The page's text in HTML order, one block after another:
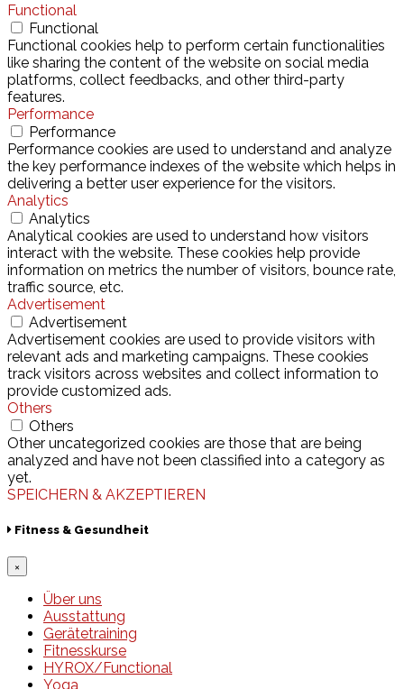
Functional
Functional
Functional cookies help to perform certain functionalities
like sharing the content of the website on social media
platforms, collect feedbacks, and other third-party
features.
Performance
Performance
Performance cookies are used to understand and analyze
the key performance indexes of the website which helps in
delivering a better user experience for the visitors.
Analytics
Analytics
Analytical cookies are used to understand how visitors
interact with the website. These cookies help provide
information on metrics the number of visitors, bounce rate,
traffic source, etc.
Advertisement
Advertisement
Advertisement cookies are used to provide visitors with
relevant ads and marketing campaigns. These cookies
track visitors across websites and collect information to
provide customized ads.
Others
Others
Other uncategorized cookies are those that are being
analyzed and have not been classified into a category as
yet.
SPEICHERN & AKZEPTIEREN
Fitness & Gesundheit
×
Über uns
Ausstattung
Gerätetraining
Fitnesskurse
HYROX/Functional
Yoga